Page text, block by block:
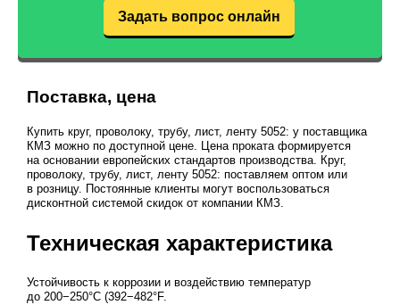
Задать вопрос онлайн
Поставка, цена
Купить круг, проволоку, трубу, лист, ленту 5052: у поставщика
КМЗ можно по доступной цене. Цена проката формируется
на основании европейских стандартов производства. Круг,
проволоку, трубу, лист, ленту 5052: поставляем оптом или
в розницу. Постоянные клиенты могут воспользоваться
дисконтной системой скидок от компании КМЗ.
Техническая характеристика
Устойчивость к коррозии и воздействию температур
до 200−250°C (392−482°F.